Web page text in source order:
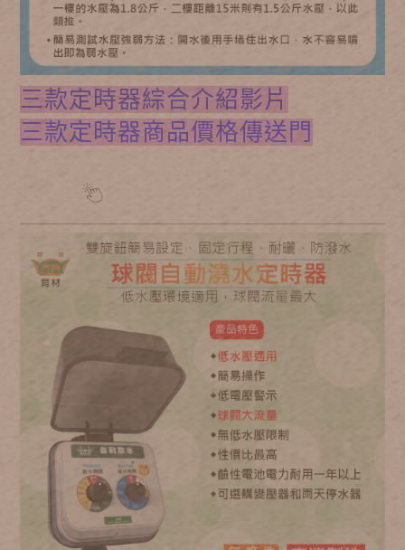
三款定時器綜合介紹影片
三款定時器商品價格傳送門